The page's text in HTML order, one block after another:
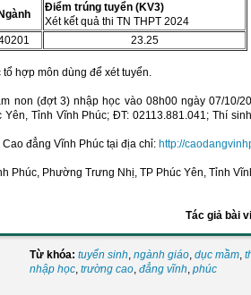
Điểm trúng tuyển (KV3)
Xét kết quả thi TN THPT 2024
23.25
hợp môn dùng để xét tuyển.
non (đợt 3) nhập học vào 08h00 ngày 07/10/
Tỉnh Vĩnh Phúc; ĐT: 02113.881.041; Thí
đẳng Vĩnh Phúc tại địa chỉ: http://
Phúc, Phường Trưng Nhị, TP Phúc Yên, Tỉnh
Tác giả bài
Từ khóa: tuyển sinh, ngành giáo, dục mầm,
nhập học, trường cao, đẳng vĩnh, phúc